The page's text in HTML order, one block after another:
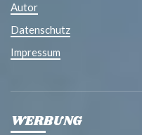
Autor
Datenschutz
Impressum
WERBUNG